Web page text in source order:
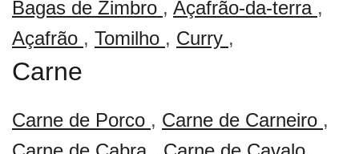
Bagas de Zimbro , Açafrão-da-terra ,
Açafrão , Tomilho , Curry ,
Carne
Carne de Porco , Carne de Carneiro ,